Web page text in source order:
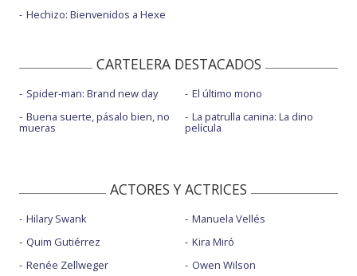
Hechizo: Bienvenidos a Hexe
CARTELERA DESTACADOS
Spider-man: Brand new day
Buena suerte, pásalo bien, no
mueras
El último mono
La patrulla canina: La dino
película
ACTORES Y ACTRICES
Hilary Swank
Quim Gutiérrez
Renée Zellweger
Manuela Vellés
Kira Miró
Owen Wilson